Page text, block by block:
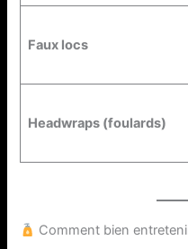
Faux locs
Headwraps (foulards)
Comment bien